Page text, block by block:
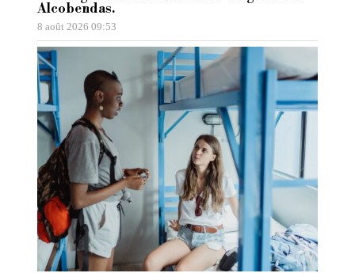
Alcobendas.
8 août 2026 09:53